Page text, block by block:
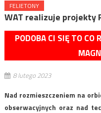
FELIETONY
WAT realizuje projekty
PODOBA CI SIĘ TO CO
8 lutego 2023
Nad rozmieszczeniem na
obserwacyjnych oraz nad